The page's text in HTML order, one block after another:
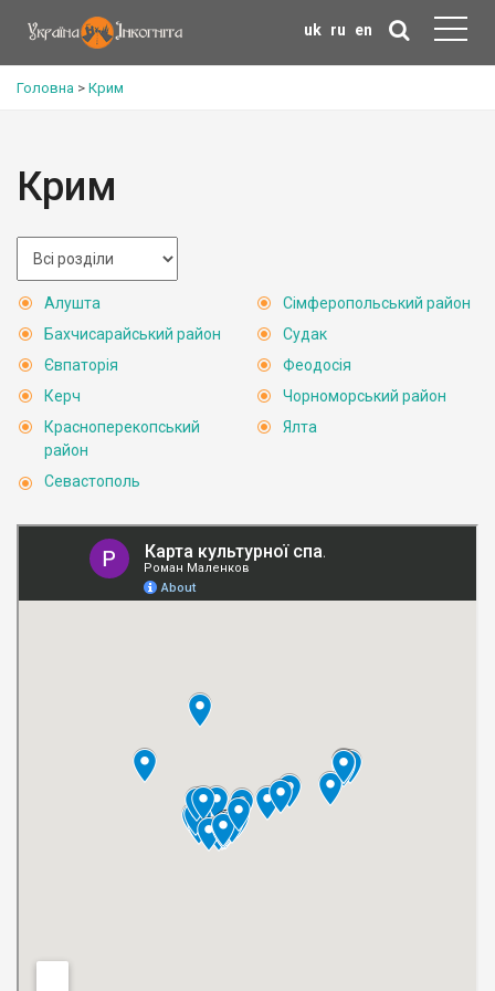
uk ru en
Головна > Крим
Крим
Алушта
Бахчисарайський район
Євпаторія
Керч
Красноперекопський
район
Севастополь
Сімферопольський район
Судак
Феодосія
Чорноморський район
Ялта